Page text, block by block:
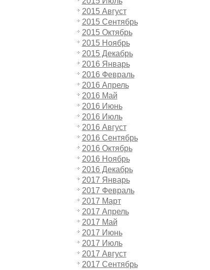
2015 Август
2015 Сентябрь
2015 Октябрь
2015 Ноябрь
2015 Декабрь
2016 Январь
2016 Февраль
2016 Апрель
2016 Май
2016 Июнь
2016 Июль
2016 Август
2016 Сентябрь
2016 Октябрь
2016 Ноябрь
2016 Декабрь
2017 Январь
2017 Февраль
2017 Март
2017 Апрель
2017 Май
2017 Июнь
2017 Июль
2017 Август
2017 Сентябрь